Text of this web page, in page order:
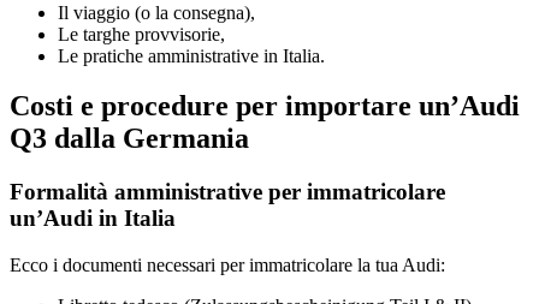
Il viaggio (o la consegna),
Le targhe provvisorie,
Le pratiche amministrative in Italia.
Costi e procedure per importare un’Audi
Q3 dalla Germania
Formalità amministrative per immatricolare
un’Audi in Italia
Ecco i documenti necessari per immatricolare la tua Audi: